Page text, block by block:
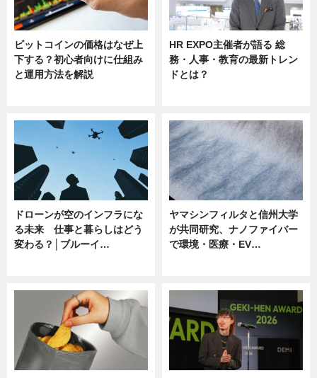
ビットコインの価格はなぜ上
下する？初心者向けに仕組み
と運用方法を解説
HR EXPO主催者が語る 総
務・人事・教育の最新トレン
ドとは？
ドローンが空のインフラにな
る未来 仕事と暮らしはどう
変わる？│ブルーイ…
ヤマシンフィルタと信州大学
が共同研究、ナノファイバー
で環境・医療・EV…